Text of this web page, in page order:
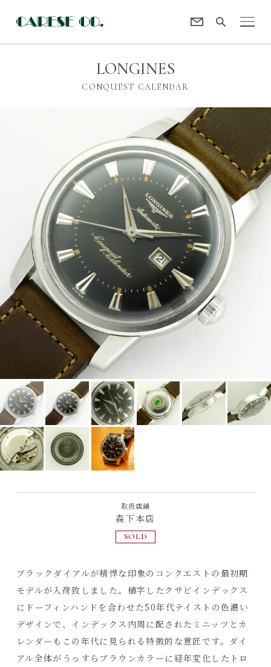
LONGINES
CONQUEST CALENDAR
取扱店舗
森下本店
SOLD
ブラックダイアルが精悍な印象のコンクエストの最初期
モデルが入荷致しました。植字したクサビインデックス
にドーフィンハンドを合わせた50年代テイストの色濃い
デザインで、インデックス内周に配されたミニッツとカ
レンダーもこの年代に見られる特徴的な意匠です。ダイ
アル全体がうっすらブラウンカラーに経年変化したトロ